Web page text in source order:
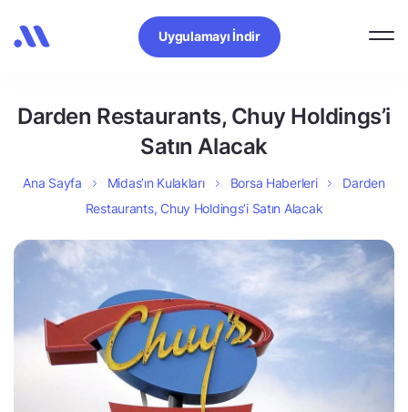
Uygulamayı İndir
Darden Restaurants, Chuy Holdings’i
Satın Alacak
Ana Sayfa Midas’ın Kulakları Borsa Haberleri
Darden
Restaurants, Chuy Holdings’i Satın Alacak